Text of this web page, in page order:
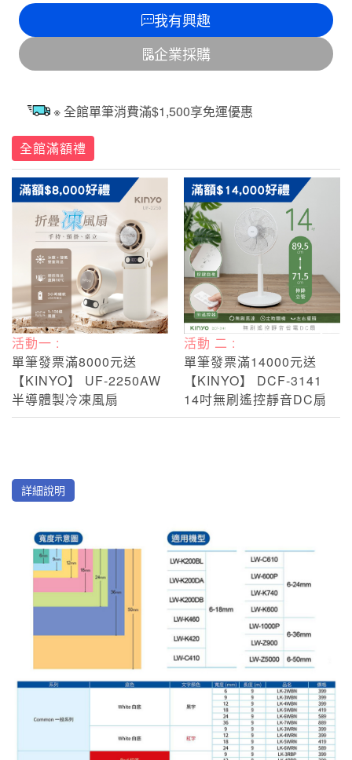
我有興趣
企業採購
※ 全館單筆消費滿$1,500享免運優惠
全館滿額禮
活動一 :
單筆發票滿8000元送
【KINYO】 UF-2250AW
半導體製冷凍風扇
活動 二 :
單筆發票滿14000元送
【KINYO】 DCF-3141
14吋無刷遙控靜音DC扇
詳細說明